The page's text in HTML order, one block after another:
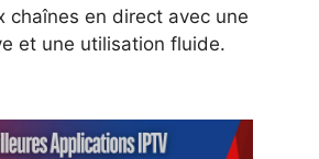
chaînes en direct avec une
et une utilisation fluide.